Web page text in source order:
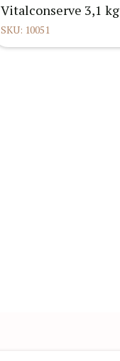
Vitalconserve 3,1 kg
SKU: 10051